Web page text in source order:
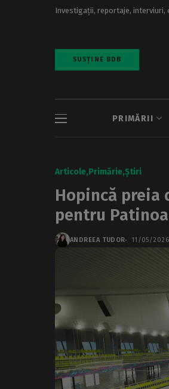
Investigații, reportaje,
SUSȚINE BDB
PRIMĂRII
Articole Primărie Știri
Hopincă preia
pentru
ANDREEA TUDOR 11/05/2026